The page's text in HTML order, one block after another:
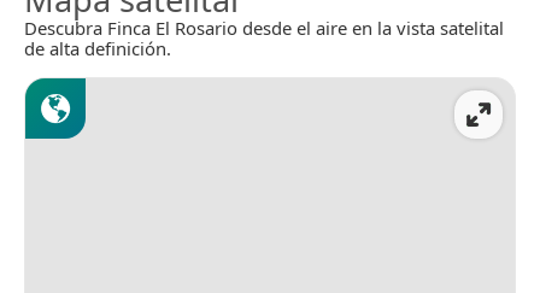
Descubra Finca El Rosario desde el aire en la vista satelital
de alta definición.